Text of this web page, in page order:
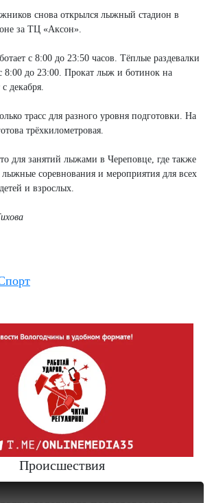
снова открылся лыжный стадион в
за ТЦ «Аксон».
с 8:00 до 23:50 часов. Тёплые раздевалки
8:00 до 23:00. Прокат лыж и ботинок на
декабря.
трасс для разного уровня подготовки. На
трёхкилометровая.
для занятий лыжами в Череповце, где также
лыжные соревнования и мероприятия для всех
и взрослых.
Происшествия